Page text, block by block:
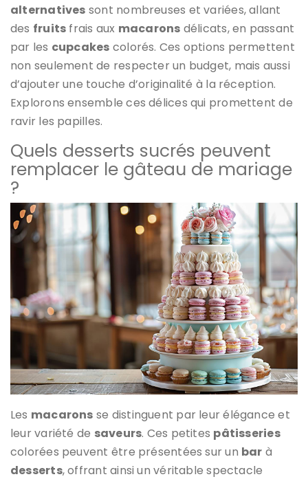
alternatives sont nombreuses et variées, allant
des fruits frais aux macarons délicats, en passant
par les cupcakes colorés. Ces options permettent
non seulement de respecter un budget, mais aussi
d’ajouter une touche d’originalité à la réception.
Explorons ensemble ces délices qui promettent de
ravir les papilles.
Quels desserts sucrés peuvent
remplacer le gâteau de mariage
?
Les macarons se distinguent par leur élégance et
leur variété de saveurs. Ces petites pâtisseries
colorées peuvent être présentées sur un bar à
desserts, offrant ainsi un véritable spectacle